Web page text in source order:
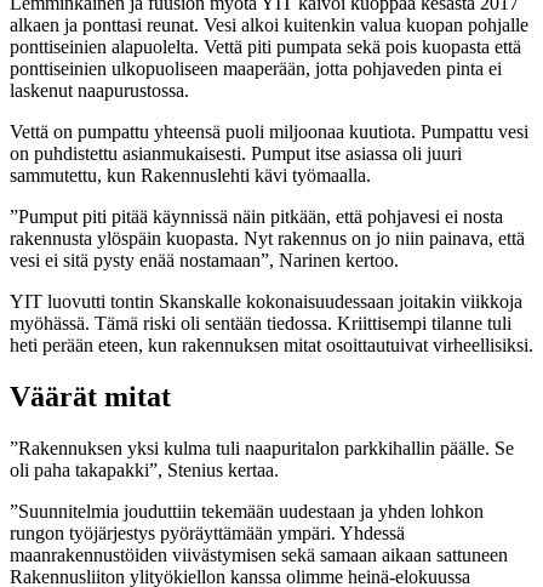
alkaen ja ponttasi reunat. Vesi alkoi kuitenkin valua kuopan pohjalle
ponttiseinien alapuolelta. Vettä piti pumpata sekä pois kuopasta että
ponttiseinien ulkopuoliseen maaperään, jotta pohjaveden pinta ei
laskenut naapurustossa.
Vettä on pumpattu yhteensä puoli miljoonaa kuutiota. Pumpattu vesi
on puhdistettu asianmukaisesti. Pumput itse asiassa oli juuri
sammutettu, kun Rakennuslehti kävi työmaalla.
”Pumput piti pitää käynnissä näin pitkään, että pohjavesi ei nosta
rakennusta ylöspäin kuopasta. Nyt rakennus on jo niin painava, että
vesi ei sitä pysty enää nostamaan”, Narinen kertoo.
YIT luovutti tontin Skanskalle kokonaisuudessaan joitakin viikkoja
myöhässä. Tämä riski oli sentään tiedossa. Kriittisempi tilanne tuli
heti perään eteen, kun rakennuksen mitat osoittautuivat virheellisiksi.
Väärät mitat
”Rakennuksen yksi kulma tuli naapuritalon parkkihallin päälle. Se
oli paha takapakki”, Stenius kertaa.
”Suunnitelmia jouduttiin tekemään uudestaan ja yhden lohkon
rungon työjärjestys pyöräyttämään ympäri. Yhdessä
maanrakennustöiden viivästymisen sekä samaan aikaan sattuneen
Rakennusliiton ylityökiellon kanssa olimme heinä-elokuussa